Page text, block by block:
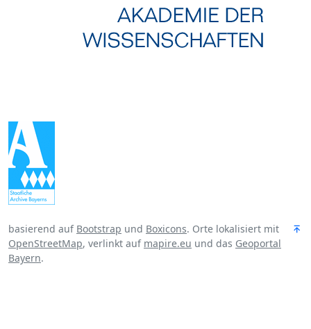
basierend auf Bootstrap und Boxicons. Orte lokalisiert mit
OpenStreetMap, verlinkt auf mapire.eu und das Geoportal
Bayern.